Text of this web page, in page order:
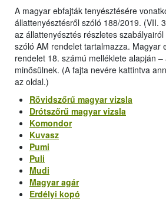
A magyar ebfajták tenyésztésére
állattenyésztésről szóló 188/2019. (VII.
az állattenyésztés részletes
szóló AM rendelet tartalmazza. Magyar
rendelet 18. számú melléklete alapján
minősülnek. (A fajta nevére kattintva
az oldal.)
Rövidszőrű magyar vizsla
Drótszőrű magyar vizsla
Komondor
Kuvasz
Pumi
Puli
Mudi
Magyar agár
Erdélyi kopó